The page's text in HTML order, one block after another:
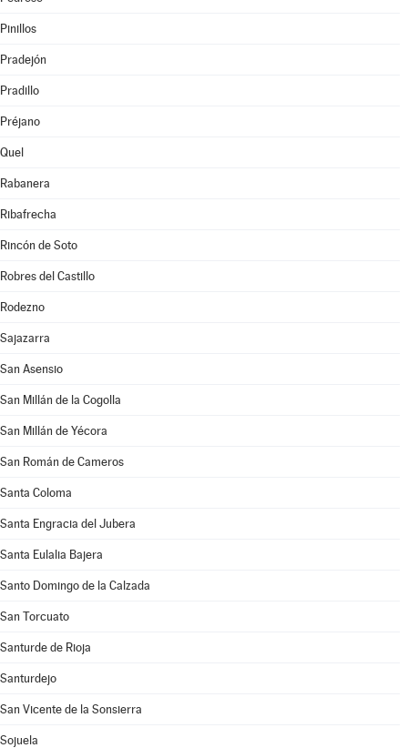
Pinillos
Pradejón
Pradillo
Préjano
Quel
Rabanera
Ribafrecha
Rincón de Soto
Robres del Castillo
Rodezno
Sajazarra
San Asensio
San Millán de la Cogolla
San Millán de Yécora
San Román de Cameros
Santa Coloma
Santa Engracia del Jubera
Santa Eulalia Bajera
Santo Domingo de la Calzada
San Torcuato
Santurde de Rioja
Santurdejo
San Vicente de la Sonsierra
Sojuela